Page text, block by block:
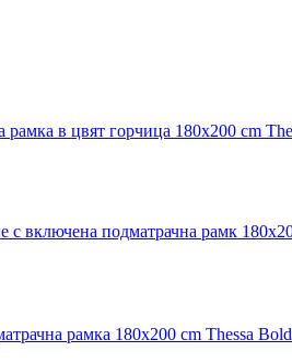
в цвят горчица 180x200 cm
с включена подматрачна рамк
рамка 180x200 cm Thessa